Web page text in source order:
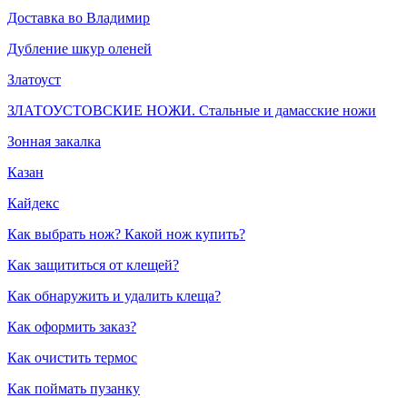
Доставка во Владимир
Дубление шкур оленей
Златоуст
ЗЛАТОУСТОВСКИЕ НОЖИ. Стальные и дамасские ножи
Зонная закалка
Казан
Кайдекс
Как выбрать нож? Какой нож купить?
Как защититься от клещей?
Как обнаружить и удалить клеща?
Как оформить заказ?
Как очистить термос
Как поймать пузанку